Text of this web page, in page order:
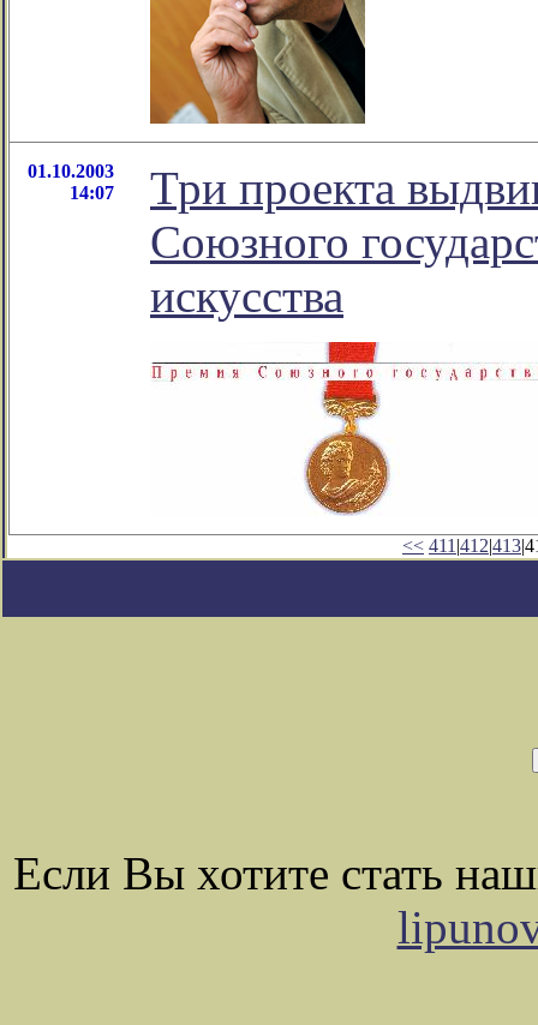
01.10.2003
14:07
Три проекта
Союзного
искусства
<< 411 |412|413
Если Вы хотите стать